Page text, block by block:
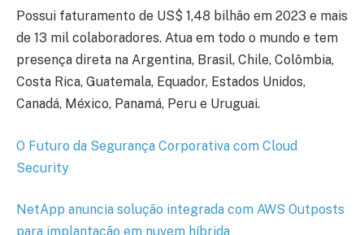
Possui faturamento de US$ 1,48 bilhão em 2023 e mais
de 13 mil colaboradores. Atua em todo o mundo e tem
presença direta na Argentina, Brasil, Chile, Colômbia,
Costa Rica, Guatemala, Equador, Estados Unidos,
Canadá, México, Panamá, Peru e Uruguai.
O Futuro da Segurança Corporativa com Cloud
Security
NetApp anuncia solução integrada com AWS Outposts
para implantação em nuvem híbrida